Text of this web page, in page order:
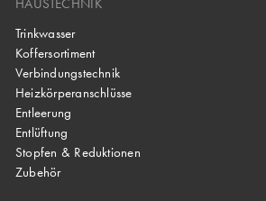
HAUSTECHNIK
Trinkwasser
Koffersortiment
Verbindungstechnik
Heizkörperanschlüsse
Entleerung
Entlüftung
Stopfen & Reduktionen
Zubehör